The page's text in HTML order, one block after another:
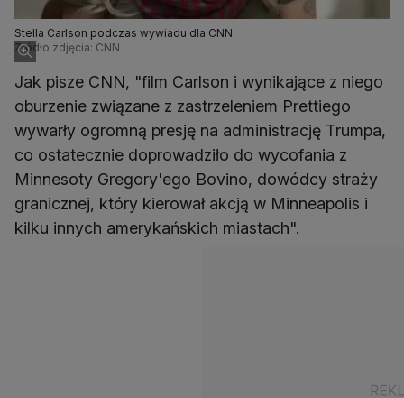
Stella Carlson podczas wywiadu dla CNN
Źródło zdjęcia: CNN
Jak pisze CNN, "film Carlson i wynikające z niego
oburzenie związane z zastrzeleniem Prettiego
wywarły ogromną presję na administrację Trumpa,
co ostatecznie doprowadziło do wycofania z
Minnesoty Gregory'ego Bovino, dowódcy straży
granicznej, który kierował akcją w Minneapolis i
kilku innych amerykańskich miastach".